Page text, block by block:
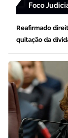
Foco
Reafirmado
quitação da